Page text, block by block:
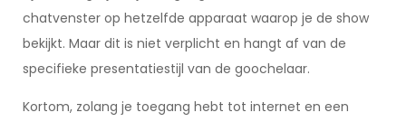
chatvenster op hetzelfde apparaat waarop je de show
bekijkt. Maar dit is niet verplicht en hangt af van de
specifieke presentatiestijl van de goochelaar.
Kortom, zolang je toegang hebt tot internet en een